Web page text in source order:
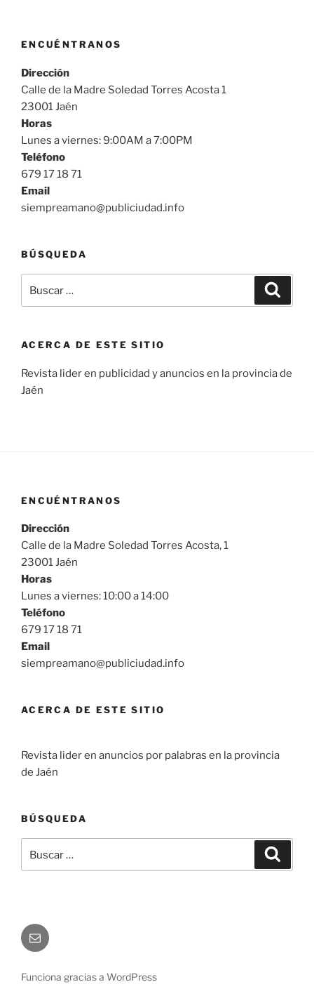
ENCUÉNTRANOS
Dirección
Calle de la Madre Soledad Torres Acosta 1
23001 Jaén
Horas
Lunes a viernes: 9:00AM a 7:00PM
Teléfono
679 17 18 71
Email
siempreamano@publiciudad.info
BÚSQUEDA
por:
ACERCA DE ESTE SITIO
Revista lider en publicidad y anuncios en la provincia de
Jaén
ENCUÉNTRANOS
Dirección
Calle de la Madre Soledad Torres Acosta, 1
23001 Jaén
Horas
Lunes a viernes: 10:00 a 14:00
Teléfono
679 17 18 71
Email
siempreamano@publiciudad.info
ACERCA DE ESTE SITIO
Revista lider en anuncios por palabras en la provincia
de Jaén
BÚSQUEDA
por:
Correo
electrónico
Funciona gracias a WordPress